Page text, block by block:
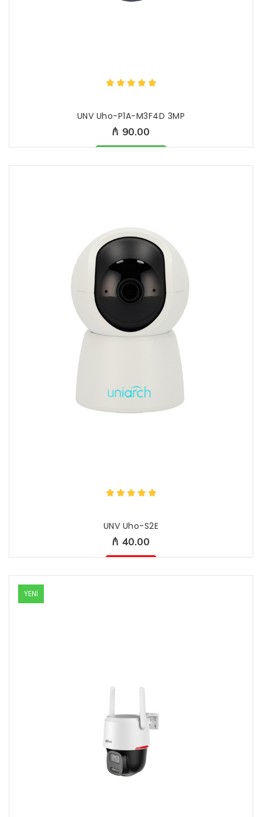
UNV Uho-P1A-M3F4D 3MP
₼ 90.00
Məhsul mövcüddur
UNV Uho-S2E
₼ 40.00
Mövcud deyil
YENİ